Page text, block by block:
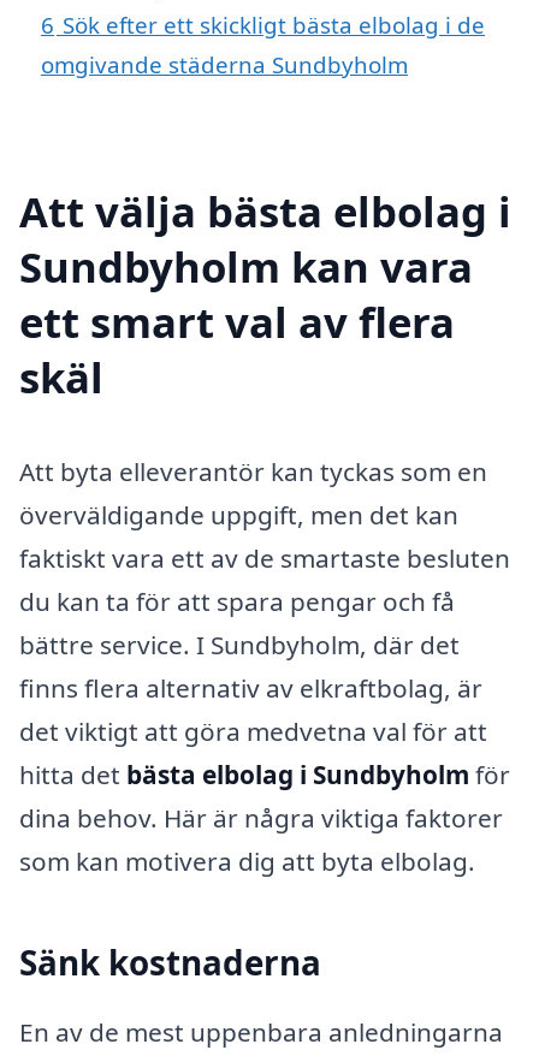
6 Sök efter ett skickligt bästa elbolag i de
omgivande städerna Sundbyholm
Att välja bästa elbolag i
Sundbyholm kan vara
ett smart val av flera
skäl
Att byta elleverantör kan tyckas som en
överväldigande uppgift, men det kan
faktiskt vara ett av de smartaste besluten
du kan ta för att spara pengar och få
bättre service. I Sundbyholm, där det
finns flera alternativ av elkraftbolag, är
det viktigt att göra medvetna val för att
hitta det bästa elbolag i Sundbyholm för
dina behov. Här är några viktiga faktorer
som kan motivera dig att byta elbolag.
Sänk kostnaderna
En av de mest uppenbara anledningarna